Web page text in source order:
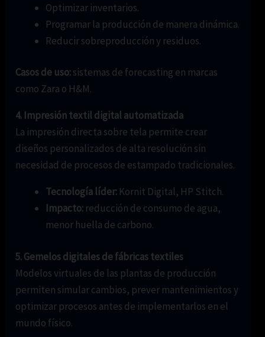
Optimizar inventarios.
Programar la producción de manera dinámica.
Reducir sobreproducción y residuos.
Casos de uso:sistemas de forecasting en marcas
como Zara o H&M.
4. Impresión textil digital automatizada
La impresión directa sobre tela permite crear
diseños personalizados de alta resolución sin
necesidad de procesos de estampado tradicionales.
Tecnología líder: Kornit Digital, HP Stitch.
Impacto: reducción de consumo de agua,
menor huella de carbono.
5. Gemelos digitales de fábricas textiles
Modelos virtuales de las plantas de producción
permiten simular cambios, prever mantenimientos y
optimizar procesos antes de implementarlos en el
mundo físico.